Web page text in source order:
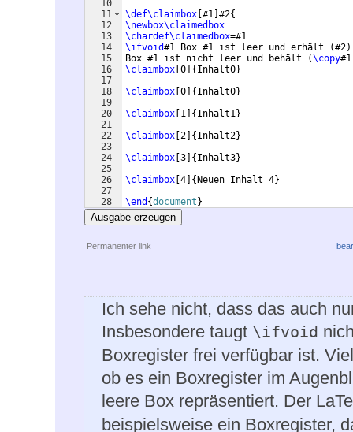
10
11
12
13
14
15
16
17
18
19
20
21
22
23
24
25
26
27
28
\def\claimbox #1 #2{
\newbox\claimedbox
\chardef\claimedbox=#1
\ifvoid#1 Box #1 ist leer und erhält (#2)
Box #1 ist nicht leer und behält
(\copy#1
\claimbox 0 { Inhalt0}
\claimbox 0 { Inhalt0}
\claimbox 1 { Inhalt1}
\claimbox 2 { Inhalt2}
\claimbox 3 { Inhalt3}
\claimbox 4 { Neuen Inhalt 4}
\end {document }
Ausgabe erzeugen
Permanenter link
Ich sehe nicht, dass das auch
Insbesondere taugt \ifvoid
Boxregister frei verfügbar ist.
ob es ein Boxregister im
leere Box repräsentiert. Der
beispielsweise ein Boxregister,